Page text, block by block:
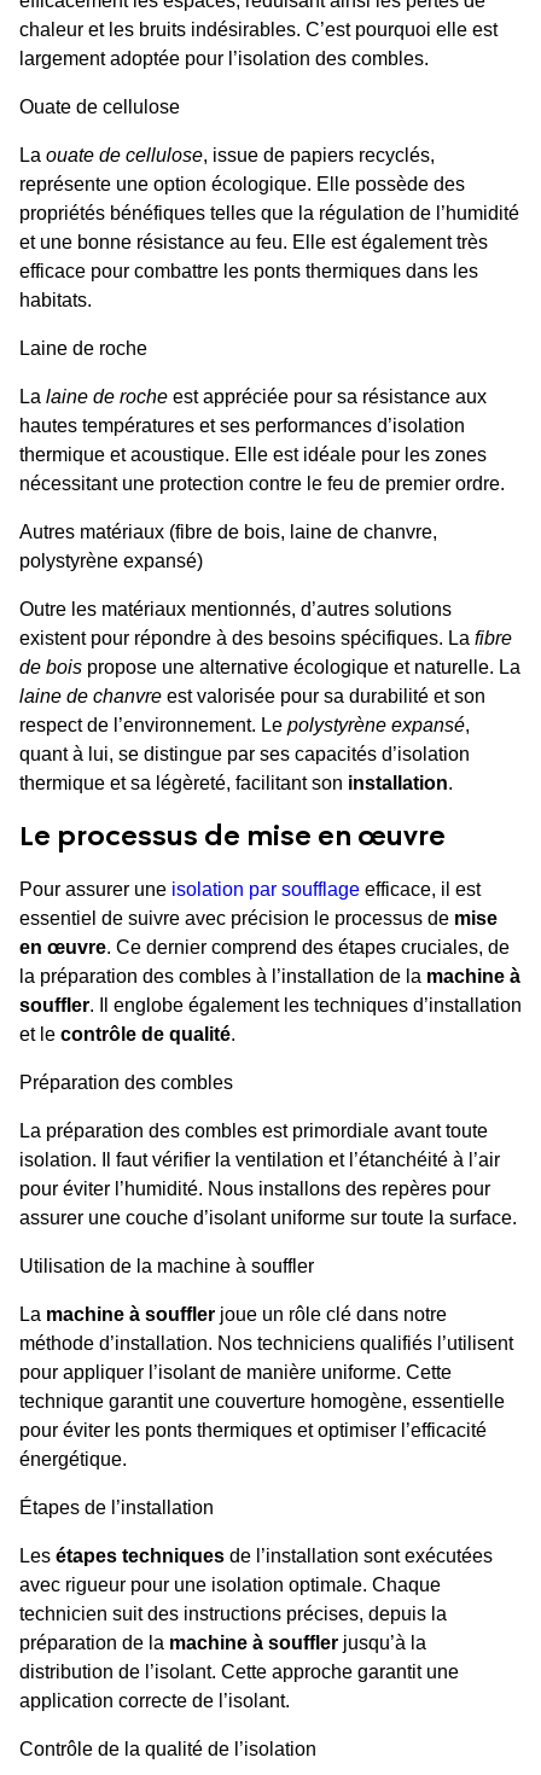
chaleur et les bruits indésirables. C’est pourquoi elle est
largement adoptée pour l’isolation des combles.
Ouate de cellulose
La ouate de cellulose, issue de papiers recyclés,
représente une option écologique. Elle possède des
propriétés bénéfiques telles que la régulation de l’humidité
et une bonne résistance au feu. Elle est également très
efficace pour combattre les ponts thermiques dans les
habitats.
Laine de roche
La laine de roche est appréciée pour sa résistance aux
hautes températures et ses performances d’isolation
thermique et acoustique. Elle est idéale pour les zones
nécessitant une protection contre le feu de premier ordre.
Autres matériaux (fibre de bois, laine de chanvre,
polystyrène expansé)
Outre les matériaux mentionnés, d’autres solutions
existent pour répondre à des besoins spécifiques. La fibre
de bois propose une alternative écologique et naturelle. La
laine de chanvre est valorisée pour sa durabilité et son
respect de l’environnement. Le polystyrène expansé,
quant à lui, se distingue par ses capacités d’isolation
thermique et sa légèreté, facilitant son installation.
Le processus de mise en œuvre
Pour assurer une isolation par soufflage efficace, il est
essentiel de suivre avec précision le processus de mise
en œuvre. Ce dernier comprend des étapes cruciales, de
la préparation des combles à l’installation de la machine à
souffler. Il englobe également les techniques d’installation
et le contrôle de qualité.
Préparation des combles
La préparation des combles est primordiale avant toute
isolation. Il faut vérifier la ventilation et l’étanchéité à l’air
pour éviter l’humidité. Nous installons des repères pour
assurer une couche d’isolant uniforme sur toute la surface.
Utilisation de la machine à souffler
La machine à souffler joue un rôle clé dans notre
méthode d’installation. Nos techniciens qualifiés l’utilisent
pour appliquer l’isolant de manière uniforme. Cette
technique garantit une couverture homogène, essentielle
pour éviter les ponts thermiques et optimiser l’efficacité
énergétique.
Étapes de l’installation
Les étapes techniques de l’installation sont exécutées
avec rigueur pour une isolation optimale. Chaque
technicien suit des instructions précises, depuis la
préparation de la machine à souffler jusqu’à la
distribution de l’isolant. Cette approche garantit une
application correcte de l’isolant.
Contrôle de la qualité de l’isolation